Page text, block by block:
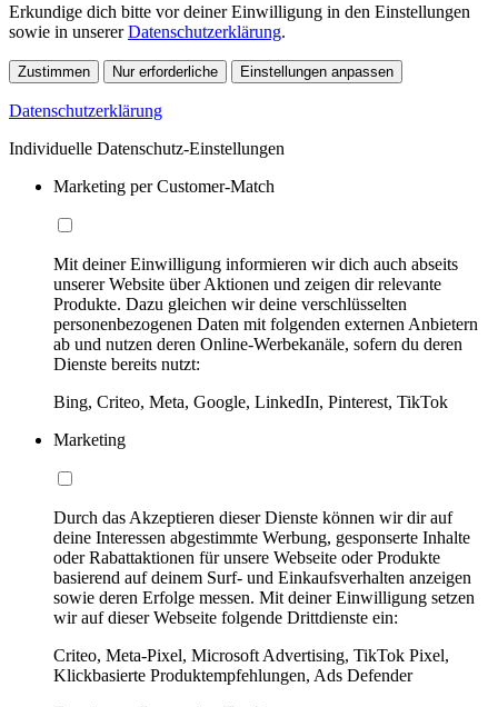
Erkundige dich bitte vor deiner Einwilligung in den Einstellungen
sowie in unsererDatenschutzerklärung.
Zustimmen Nur erforderliche Einstellungen anpassen
Datenschutzerklärung
Individuelle Datenschutz-Einstellungen
Marketing per Customer-Match
Mit deiner Einwilligung informieren wir dich auch abseits
unserer Website über Aktionen und zeigen dir relevante
Produkte. Dazu gleichen wir deine verschlüsselten
personenbezogenen Daten mit folgenden externen Anbietern
ab und nutzen deren Online-Werbekanäle, sofern du deren
Dienste bereits nutzt:
Bing, Criteo, Meta, Google, LinkedIn, Pinterest, TikTok
Marketing
Durch das Akzeptieren dieser Dienste können wir dir auf
deine Interessen abgestimmte Werbung, gesponserte Inhalte
oder Rabattaktionen für unsere Webseite oder Produkte
basierend auf deinem Surf- und Einkaufsverhalten anzeigen
sowie deren Erfolge messen. Mit deiner Einwilligung setzen
wir auf dieser Webseite folgende Drittdienste ein:
Criteo, Meta-Pixel, Microsoft Advertising, TikTok Pixel,
Klickbasierte Produktempfehlungen, Ads Defender